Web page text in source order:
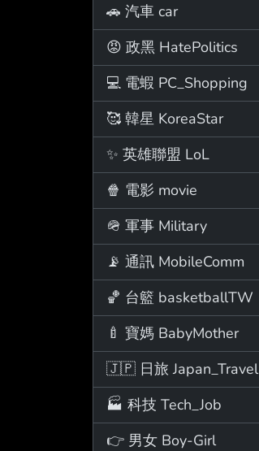
🚗 汽車 car
😡 政黑 HatePolitics
💻 電蝦 PC_Shopping
🥰 韓星 KoreaStar
✨ 英雄聯盟 LoL
🍿 電影 movie
🪖 軍事 Military
📡 通訊 MobileComm
🏀 台籃 basketballTW
🍼 寶媽 BabyMother
🇯🇵 日旅 Japan_Travel
🏭 科技 Tech_Job
👉 男女 Boy-Girl